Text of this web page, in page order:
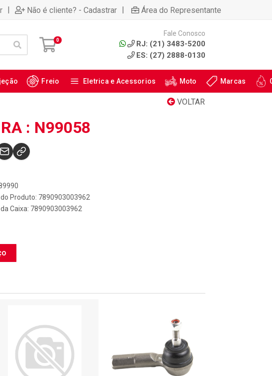
| Não é cliente? - Cadastrar | Área do Representante
0
Fale Conosco
RJ: (21) 3483-5200
ES: (27) 2888-0130
Freio Eletrica e Acessorios Moto Marcas
VOLTAR
: N99058
Produto: 7890903003962
Caixa: 7890903003962